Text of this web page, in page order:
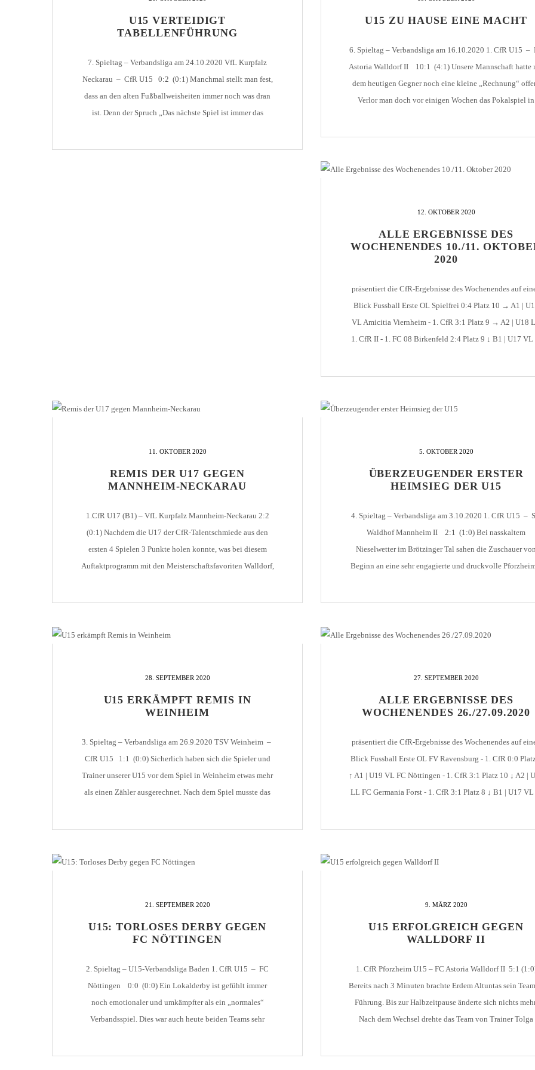
LIGA – SPIELPLAN
LIGA – TORSCHÜTZEN
LIGA – WECHSELBÖRSE
U10 / E2 (2011)
U8 / F2
U7 / BAMBINI
SCHIEDSRICHTER
MITGLIEDSCHAFT
1. CFR PFORZHEIM 1896
SAISON 2015/2016
SAISON 2016/2017
DOKUMENTE
U15 VERTEIDIGT
TABELLENFÜHRUNG
7. Spieltag – Verbandsliga am 24.10.2020 VfL Kurpfalz
Neckarau – CfR U15 0:2 (0:1) Manchmal stellt man fest,
dass an den alten Fußballweisheiten immer noch was dran
ist. Denn der Spruch „Das nächste Spiel ist immer das
U15 ZU HAUSE EINE MACHT
6. Spieltag – Verbandsliga am 16.10.2020 1. CfR U15 –
Astoria Walldorf II 10:1 (4:1) Unsere Mannschaft hatte
dem heutigen Gegner noch eine kleine „Rechnung“
Verlor man doch vor einigen Wochen das Pokalspiel in
12. OKTOBER 2020
ALLE ERGEBNISSE DES
WOCHENENDES 10./11.
2020
präsentiert die CfR-Ergebnisse des Wochenendes auf
Blick Fussball Erste OL Spielfrei 0:4 Platz 10 → A1 |
VL Amicitia Viernheim - 1. CfR 3:1 Platz 9 → A2 | U18
1. CfR II - 1. FC 08 Birkenfeld 2:4 Platz 9 ↓ B1 | U17 VL
11. OKTOBER 2020
REMIS DER U17 GEGEN
MANNHEIM-NECKARAU
1.CfR U17 (B1) – VfL Kurpfalz Mannheim-Neckarau 2:2
(0:1) Nachdem die U17 der CfR-Talentschmiede aus den
ersten 4 Spielen 3 Punkte holen konnte, was bei diesem
Auftaktprogramm mit den Meisterschaftsfavoriten Walldorf,
5. OKTOBER 2020
ÜBERZEUGENDER ERSTER
HEIMSIEG DER U15
4. Spieltag – Verbandsliga am 3.10.2020 1. CfR U15 –
Waldhof Mannheim II 2:1 (1:0) Bei nasskaltem
Nieselwetter im Brötzinger Tal sahen die Zuschauer von
Beginn an eine sehr engagierte und druckvolle
28. SEPTEMBER 2020
U15 ERKÄMPFT REMIS IN
WEINHEIM
3. Spieltag – Verbandsliga am 26.9.2020 TSV Weinheim –
CfR U15 1:1 (0:0) Sicherlich haben sich die Spieler und
Trainer unserer U15 vor dem Spiel in Weinheim etwas mehr
als einen Zähler ausgerechnet. Nach dem Spiel musste das
27. SEPTEMBER 2020
ALLE ERGEBNISSE DES
WOCHENENDES 26./27.09.2020
präsentiert die CfR-Ergebnisse des Wochenendes auf
Blick Fussball Erste OL FV Ravensburg - 1. CfR 0:0
↑ A1 | U19 VL FC Nöttingen - 1. CfR 3:1 Platz 10 ↓ A2 |
LL FC Germania Forst - 1. CfR 3:1 Platz 8 ↓ B1 | U17 VL
21. SEPTEMBER 2020
U15: TORLOSES DERBY GEGEN
FC NÖTTINGEN
2. Spieltag – U15-Verbandsliga Baden 1. CfR U15 – FC
Nöttingen 0:0 (0:0) Ein Lokalderby ist gefühlt immer
noch emotionaler und umkämpfter als ein „normales“
Verbandsspiel. Dies war auch heute beiden Teams sehr
9. MÄRZ 2020
U15 ERFOLGREICH GEGEN
WALLDORF II
1. CfR Pforzheim U15 – FC Astoria Walldorf II 5:1
Bereits nach 3 Minuten brachte Erdem Altuntas sein
Führung. Bis zur Halbzeitpause änderte sich nichts
Nach dem Wechsel drehte das Team von Trainer Tolga